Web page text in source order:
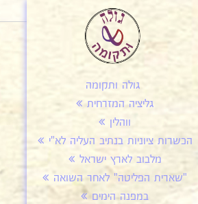
גולה ותקומה
גליציה המזרחית
ווהלין
הכשרות ציוניות בנתיב העליה לא"י
מלבוב לארץ ישראל
"שארית הפליטה" לאחר השואה
במפנה הימים